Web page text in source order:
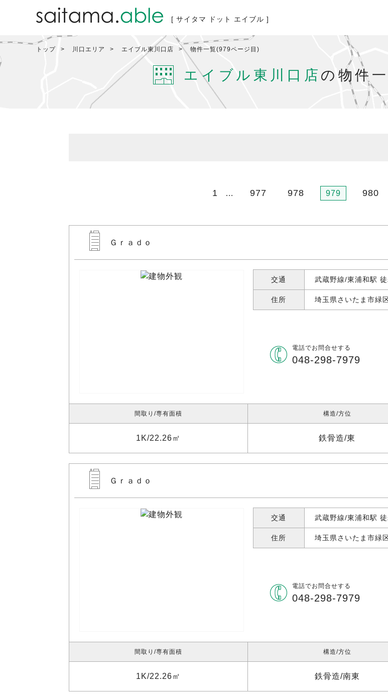
[ サイタマ ドット エイブル ]
トップ 川口エリア エイブル東川口店 物件一覧(979ページ目)
エイブル東川口店 の物件
1 … 977 978 979 980
Ｇｒａｄｏ
交通 武蔵野線/東浦和駅
住所 埼玉県さいたま市緑
電話でお問合せする
048-298-7979
間取り 専有面積
1K 22.26㎡
構造 方位
鉄骨造 東
Ｇｒａｄｏ
交通 武蔵野線/東浦和駅
住所 埼玉県さいたま市緑
電話でお問合せする
048-298-7979
間取り 専有面積
1K 22.26㎡
構造 方位
鉄骨造 南東